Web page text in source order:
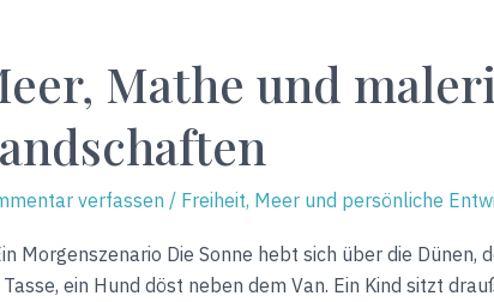
Mathe und
verfassen / Freiheit, Meer und persönliche
Morgenszenario Die Sonne hebt sich über die Dünen,
ein Hund döst neben dem Van. Ein Kind sitzt